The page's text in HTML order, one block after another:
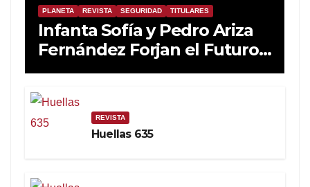
PLANETA REVISTA SEGURIDAD TITULARES
Infanta Sofía y Pedro Ariza
Fernández Forjan el Futuro
de la Soberanía Real
REVISTA
Huellas 635